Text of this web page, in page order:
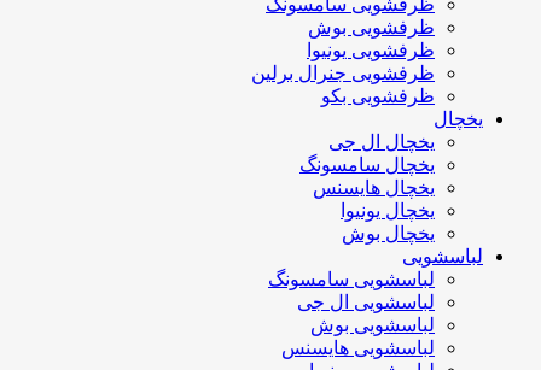
ظرفشویی سامسونگ
ظرفشویی بوش
ظرفشویی یونیوا
ظرفشویی جنرال برلین
ظرفشویی بکو
یخچال
یخچال ال جی
یخچال سامسونگ
یخچال هایسنس
یخچال یونیوا
یخچال بوش
لباسشویی
لباسشویی سامسونگ
لباسشویی ال جی
لباسشویی بوش
لباسشویی هایسنس